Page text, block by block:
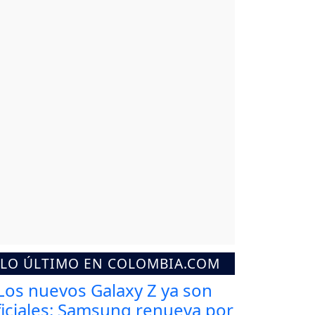
LO ÚLTIMO EN COLOMBIA.COM